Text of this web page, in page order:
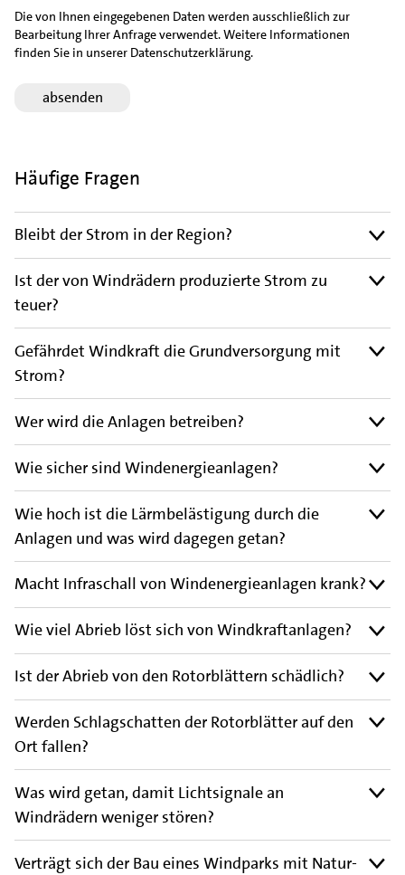
Die von Ihnen eingegebenen Daten werden ausschließlich zur
Bearbeitung Ihrer Anfrage verwendet. Weitere Informationen
finden Sie in unserer Datenschutzerklärung.
Häufige Fragen
Bleibt der Strom in der Region?
Ist der von Windrädern produzierte Strom zu
teuer?
Gefährdet Windkraft die Grundversorgung mit
Strom?
Wer wird die Anlagen betreiben?
Wie sicher sind Windenergieanlagen?
Wie hoch ist die Lärmbelästigung durch die
Anlagen und was wird dagegen getan?
Macht Infraschall von Windenergieanlagen krank?
Wie viel Abrieb löst sich von Windkraftanlagen?
Ist der Abrieb von den Rotorblättern schädlich?
Werden Schlagschatten der Rotorblätter auf den
Ort fallen?
Was wird getan, damit Lichtsignale an
Windrädern weniger stören?
Verträgt sich der Bau eines Windparks mit Natur-